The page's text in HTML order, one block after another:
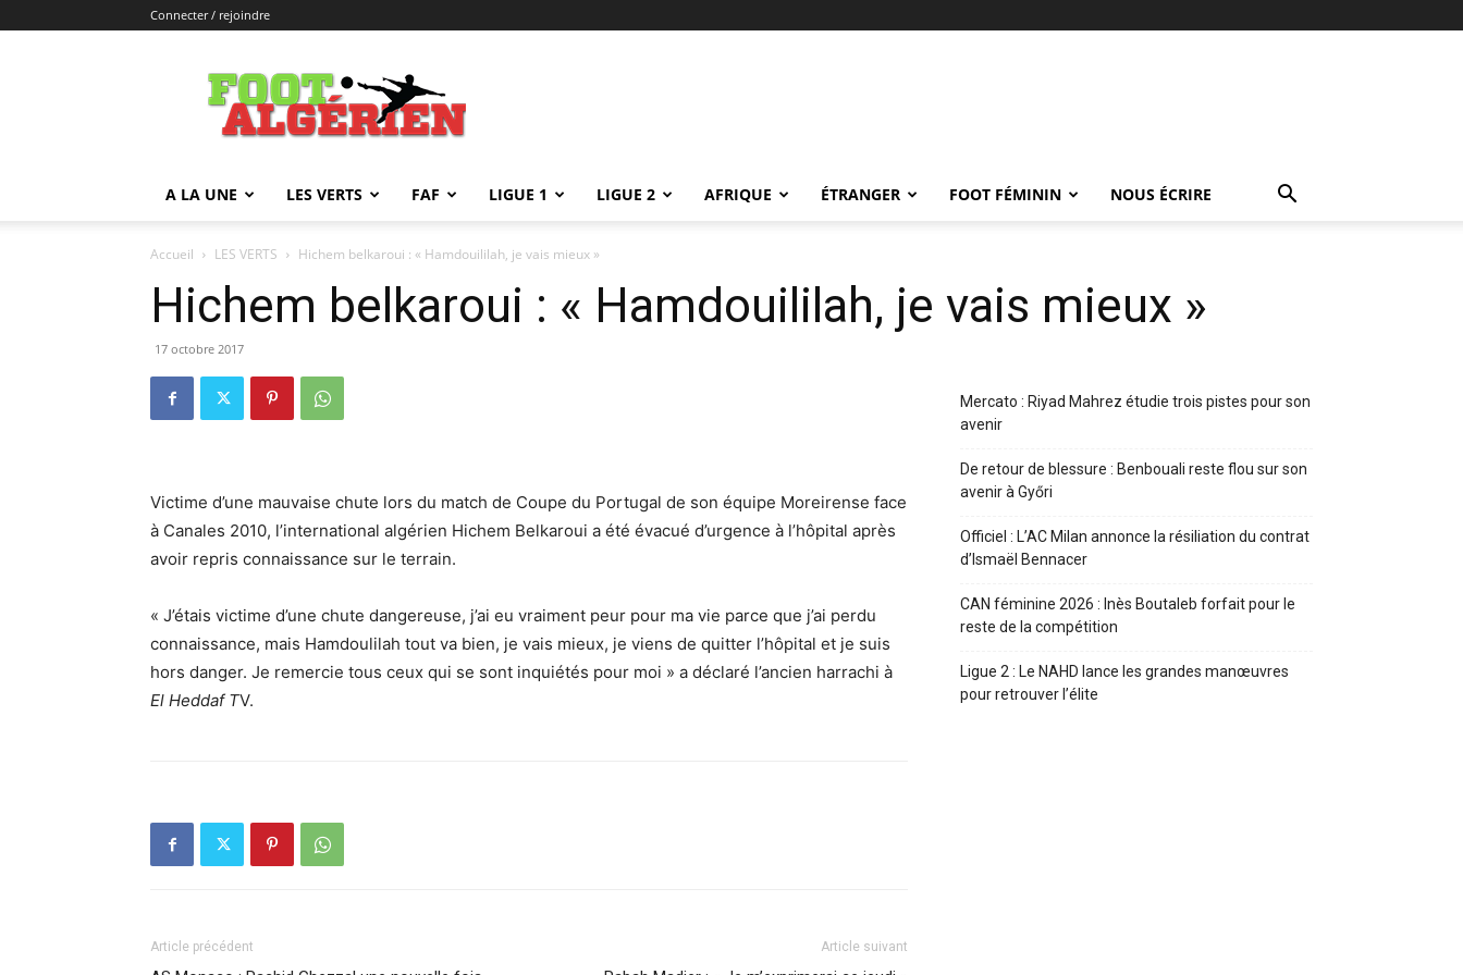
Connecter / rejoindre
FOOTALGERIEN
A LA UNE LES VERTS FAF LIGUE 1 LIGUE 2 AFRIQUE ÉTRANGER FOOT FÉMININ NOUS ÉCRIRE
Accueil LES VERTS Hichem belkaroui : « Hamdouililah, je vais mieux »
Hichem belkaroui : « Hamdouililah, je vais mieux »
17 octobre 2017
Victime d’une mauvaise chute lors du match de Coupe du Portugal de son équipe Moreirense face
à Canales 2010, l’international algérien Hichem Belkaroui a été évacué d’urgence à l’hôpital après
avoir repris connaissance sur le terrain.
« J’étais victime d’une chute dangereuse, j’ai eu vraiment peur pour ma vie parce que j’ai perdu
connaissance, mais Hamdoulilah tout va bien, je vais mieux, je viens de quitter l’hôpital et je suis
hors danger. Je remercie tous ceux qui se sont inquiétés pour moi » a déclaré l’ancien harrachi à
El Heddaf TV.
Article précédent Article suivant
Mercato : Riyad Mahrez étudie trois pistes pour son
avenir
De retour de blessure : Benbouali reste flou sur son
avenir à Győri
Officiel : L’AC Milan annonce la résiliation du contrat
d’Ismaël Bennacer
CAN féminine 2026 : Inès Boutaleb forfait pour le
reste de la compétition
Ligue 2 : Le NAHD lance les grandes manœuvres
pour retrouver l’élite